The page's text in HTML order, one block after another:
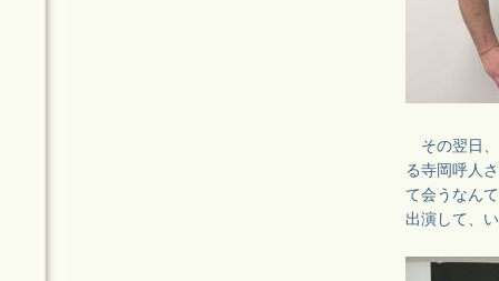
その翌日、
る寺岡呼人
て会うなん
出演して、